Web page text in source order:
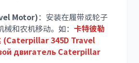
Motor)：安装在履带或轮子
和农机移动。如： 卡特彼勒
(Caterpillar 345D Travel
двигатель Caterpillar